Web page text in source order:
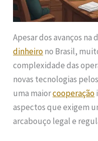
Apesar dos avanços
dinheirono Brasil,
complexidade das
novas tecnologias
uma maiorcooperação
aspectos que exigem
arcabouço legal e